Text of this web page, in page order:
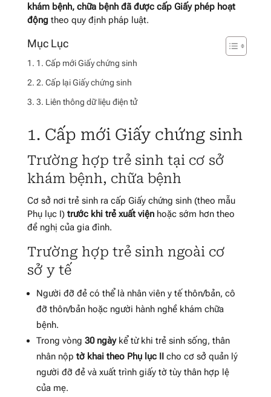
khám bệnh, chữa bệnh đã được cấp Giấy phép hoạt
độngtheo quy định pháp luật.
1. Cấp mới Giấy chứng sinh
2. Cấp lại Giấy chứng sinh
3. Liên thông dữ liệu điện tử
1. Cấp mới Giấy chứng sinh
Trường hợp trẻ sinh tại cơ sở
khám bệnh, chữa bệnh
Cơ sở nơi trẻ sinh ra cấp Giấy chứng sinh (theo mẫu
Phụ lục I) trước khi trẻ xuất việnhoặc sớm hơn theo
đề nghị của gia đình.
Trường hợp trẻ sinh ngoài cơ
sở y tế
Người đỡ đẻ có thể là nhân viên y tế thôn/bản, cô
đỡ thôn/bản hoặc người hành nghề khám chữa
bệnh.
Trong vòng 30 ngàykể từ khi trẻ sinh sống, thân
nhân nộp tờ khai theo Phụ lục IIcho cơ sở quản lý
người đỡ đẻ và xuất trình giấy tờ tùy thân hợp lệ
của mẹ.